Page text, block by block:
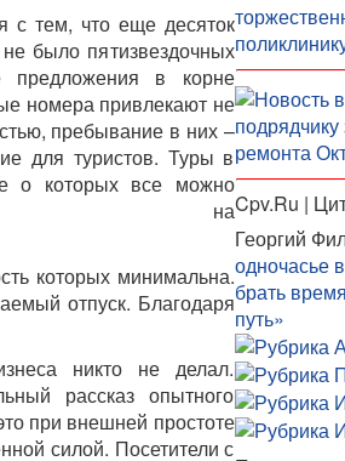
с тем, что еще десяток
было пятизвездочных
предложения в корне
номера привлекают не
пребывание в них –
для туристов. Туры в
о которых все можно
на
которых минимальна.
отпуск. Благодаря
никто не делал.
рассказ опытного
при внешней простоте
силой. Посетители с
подрядчику
ремонта
Cpv.Ru |
Георгий
одночасье
брать
путь»